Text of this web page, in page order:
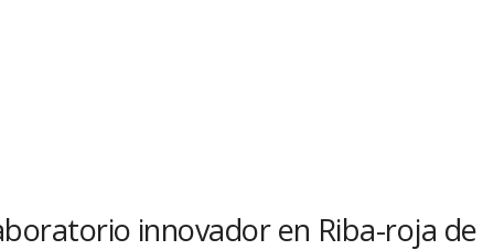
innovador en Riba-roja de